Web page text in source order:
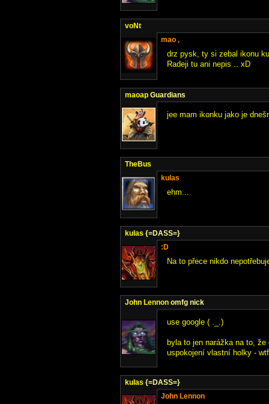
voNt
mao ,
drz pysk, ty si zebal ikonu
Radeji tu ani nepis .. xD
maoap Guardians
jee mam ikonku jako je
TheBus
kulas
ehm...
kulas {=DASS=}
:D
Na to přece nikdo
John Lennon omfg nick
use google ( ._.)
byla to jen narážka na to,
uspokojení vlastní holky -
kulas {=DASS=}
John Lennon